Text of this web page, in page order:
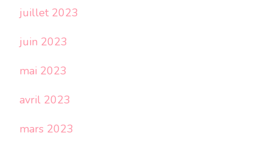
juillet 2023
juin 2023
mai 2023
avril 2023
mars 2023